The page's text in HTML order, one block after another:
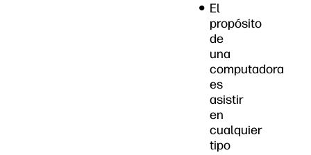
El
propósito
de
una
computadora
es
asistir
en
cualquier
tipo